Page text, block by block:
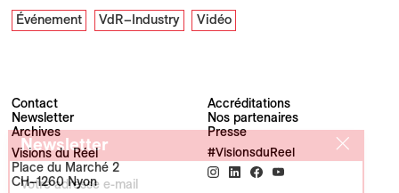
Événement VdR–Industry Vidéo
Contact
Newsletter
Archives
Accréditations
Nos partenaires
Presse
Visions du Réel
Place du Marché 2
CH–1260 Nyon
#VisionsduReel
Newsletter
Votre adresse e-mail